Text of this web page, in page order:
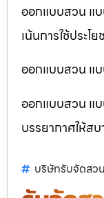
ออกแบบสวน แ
เน้นการใช้ประโ
ออกแบบสวน แ
ออกแบบสวน แบ
บรรยากาศให้ส
บริษัทรับจัดสวน